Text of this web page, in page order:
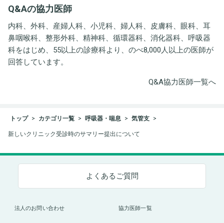
Q&Aの協力医師
内科、外科、産婦人科、小児科、婦人科、皮膚科、眼科、耳
鼻咽喉科、整形外科、精神科、循環器科、消化器科、呼吸器
科をはじめ、55以上の診療科より、のべ8,000人以上の医師が
回答しています。
Q&A協力医師一覧へ
トップ カテゴリ一覧 呼吸器・喘息 気管支
新しいクリニック受診時のサマリー提出について
よくあるご質問
法人のお問い合わせ 協力医師一覧